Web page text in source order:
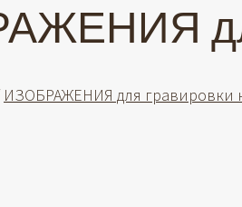
ИЗОБРАЖЕНИЯ для гравировки